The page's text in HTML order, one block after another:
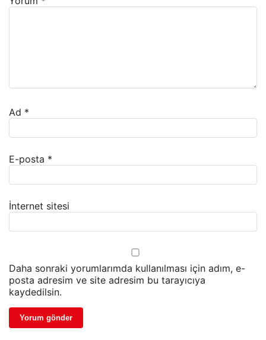
Ad *
E-posta *
İnternet sitesi
Daha sonraki yorumlarımda kullanılması için adım, e-
posta adresim ve site adresim bu tarayıcıya
kaydedilsin.